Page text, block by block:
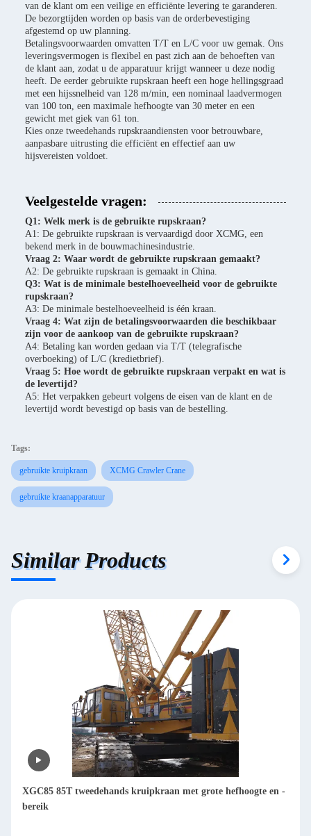
van de klant om een ​​veilige en efficiënte levering te garanderen.
De bezorgtijden worden op basis van de orderbevestiging
afgestemd op uw planning.
Betalingsvoorwaarden omvatten T/T en L/C voor uw gemak. Ons
leveringsvermogen is flexibel en past zich aan de behoeften van
de klant aan, zodat u de apparatuur krijgt wanneer u deze nodig
heeft. De eerder gebruikte rupskraan heeft een hoge hellingsgraad
met een hijssnelheid van 128 m/min, een nominaal laadvermogen
van 100 ton, een maximale hefhoogte van 30 meter en een
gewicht met giek van 61 ton.
Kies onze tweedehands rupskraandiensten voor betrouwbare,
aanpasbare uitrusting die efficiënt en effectief aan uw
hijsvereisten voldoet.
Veelgestelde vragen:
Q1: Welk merk is de gebruikte rupskraan?
A1: De gebruikte rupskraan is vervaardigd door XCMG, een
bekend merk in de bouwmachinesindustrie.
Vraag 2: Waar wordt de gebruikte rupskraan gemaakt?
A2: De gebruikte rupskraan is gemaakt in China.
Q3: Wat is de minimale bestelhoeveelheid voor de gebruikte
rupskraan?
A3: De minimale bestelhoeveelheid is één kraan.
Vraag 4: Wat zijn de betalingsvoorwaarden die beschikbaar
zijn voor de aankoop van de gebruikte rupskraan?
A4: Betaling kan worden gedaan via T/T (telegrafische
overboeking) of L/C (kredietbrief).
Vraag 5: Hoe wordt de gebruikte rupskraan verpakt en wat is
de levertijd?
A5: Het verpakken gebeurt volgens de eisen van de klant en de
levertijd wordt bevestigd op basis van de bestelling.
Tags:
gebruikte kruipkraan XCMG Crawler Crane
gebruikte kraanapparatuur
Similar Products
XGC85 85T tweedehands kruipkraan met grote hefhoogte en -
bereik